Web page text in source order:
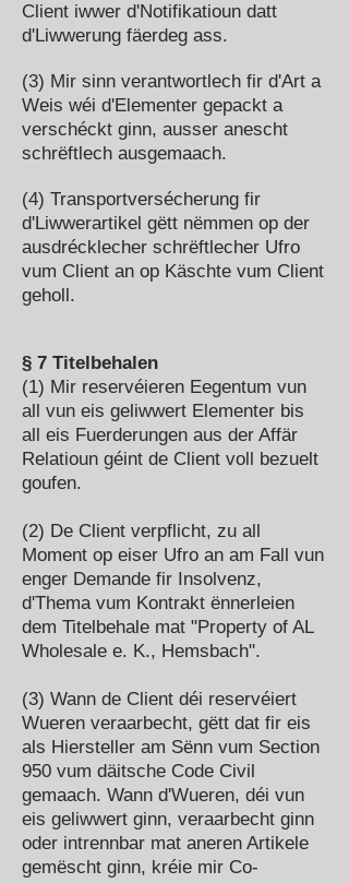
Client iwwer d'Notifikatioun datt
d'Liwwerung fäerdeg ass.
(3) Mir sinn verantwortlech fir d'Art a
Weis wéi d'Elementer gepackt a
verschéckt ginn, ausser anescht
schrëftlech ausgemaach.
(4) Transportversécherung fir
d'Liwwerartikel gëtt nëmmen op der
ausdrécklecher schrëftlecher Ufro
vum Client an op Käschte vum Client
geholl.
§ 7 Titelbehalen
(1) Mir reservéieren Eegentum vun
all vun eis geliwwert Elementer bis
all eis Fuerderungen aus der Affär
Relatioun géint de Client voll bezuelt
goufen.
(2) De Client verpflicht, zu all
Moment op eiser Ufro an am Fall vun
enger Demande fir Insolvenz,
d'Thema vum Kontrakt ënnerleien
dem Titelbehale mat "Property of AL
Wholesale e. K., Hemsbach".
(3) Wann de Client déi reservéiert
Wueren veraarbecht, gëtt dat fir eis
als Hiersteller am Sënn vum Section
950 vum däitsche Code Civil
gemaach. Wann d'Wueren, déi vun
eis geliwwert ginn, veraarbecht ginn
oder intrennbar mat aneren Artikele
gemëscht ginn, kréie mir Co-